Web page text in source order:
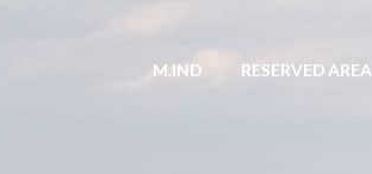
M.IND RESERVED AREA